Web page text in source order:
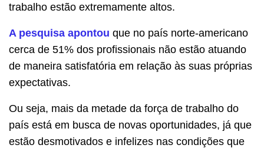
trabalho estão extremamente altos.
A pesquisa apontou que no país norte-americano
cerca de 51% dos profissionais não estão atuando
de maneira satisfatória em relação às suas próprias
expectativas.
Ou seja, mais da metade da força de trabalho do
país está em busca de novas oportunidades, já que
estão desmotivados e infelizes nas condições que